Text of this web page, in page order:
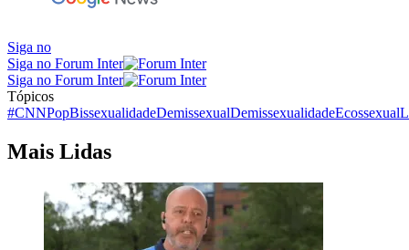
Siga no
Siga no Forum Inter
Siga no Forum Inter
Tópicos
#CNNPopBissexualidadeDemissexualDemissexualidadeEcossexual
Mais Lidas